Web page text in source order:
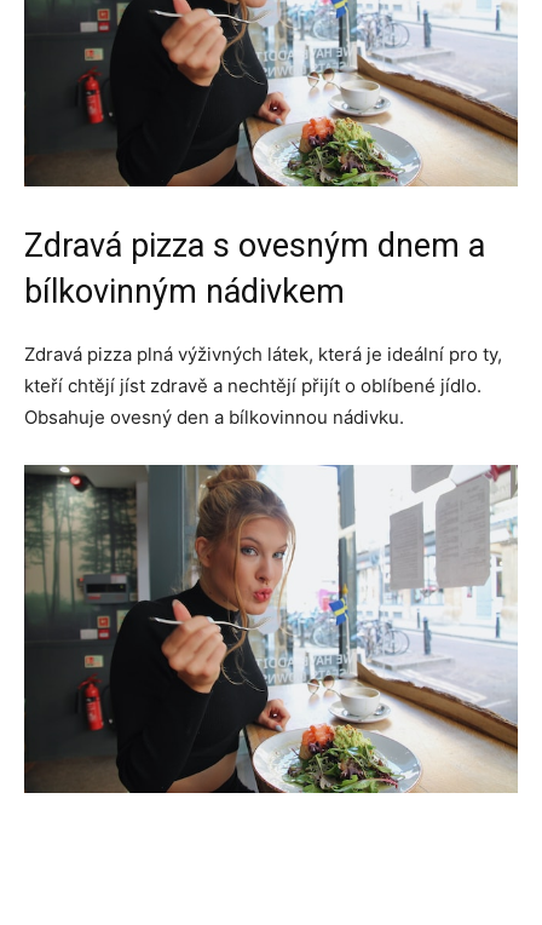
Zdravá pizza s ovesným dnem a
bílkovinným nádivkem
Zdravá pizza plná výživných látek, která je ideální pro ty,
kteří chtějí jíst zdravě a nechtějí přijít o oblíbené jídlo.
Obsahuje ovesný den a bílkovinnou nádivku.